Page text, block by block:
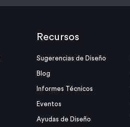
Recursos
Sugerencias de Diseño
Blog
Informes Técnicos
Eventos
Ayudas de Diseño